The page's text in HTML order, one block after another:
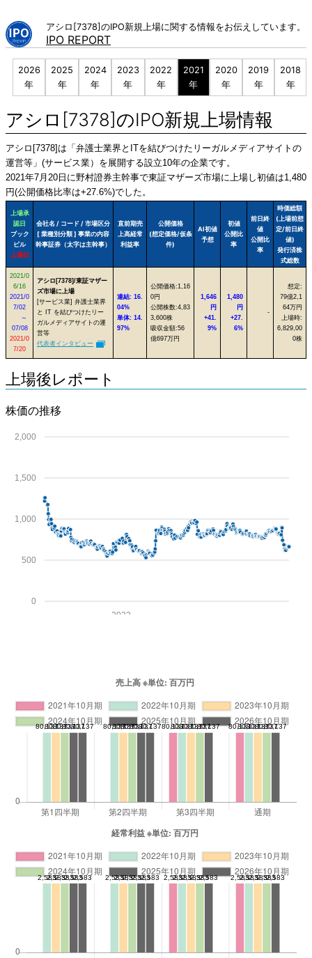
content
アシロ[7378]のIPO新規上場に関する情報をお伝えしています。
IPO REPORT
2026
年
2025
年
2024
年
2023
年
2022
年
2021
年
2020
年
2019
年
2018
年
アシロ[7378]のIPO新規上場情報
アシロ[7378]は「弁護士業界とITを結びつけたリーガルメディアサイトの
運営等」(サービス業）を展開する設立10年の企業です。
2021年7月20日に野村證券主幹事で東証マザーズ市場に上場し初値は1,480
円(公開価格比率は+27.6%)でした。
上場承
認日
ブック
ビル
上場日
会社名 / コード / 市場区分
[ 業種別分類 ] 事業の内容
幹事証券（太字は主幹事）
直前期売
上高経常
利益率
公開価格
(想定価格/仮条
件)
AI初値
予想
初値
公開比
率
前日終
値
公開比
率
時価総額
(上場前想
定/前日終
値)
発行済株
式総数
2021/0
6/16
2021/0
7/02
～
07/08
2021/0
7/20
アシロ[7378]/東証マザー
ズ市場に上場
[サービス業] 弁護士業界
と IT を結びつけたリー
ガルメディアサイトの運
営等
代表者インタビュー
連結: 16.
04%
単体: 14.
97%
公開価格:1,16
0円
公開株数:4,83
3,600株
吸収金額:56
億697万円
1,646
円
+41.
9%
1,480
円
+27.
6%
-
想定:
79億2,1
64万円
上場時:
6,829,00
0株
上場後レポート
株価の推移
0
500
1,000
1,500
2,000
2022